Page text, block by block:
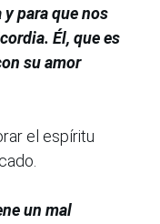
para que nos
Él, que es
su amor
el espíritu
un mal